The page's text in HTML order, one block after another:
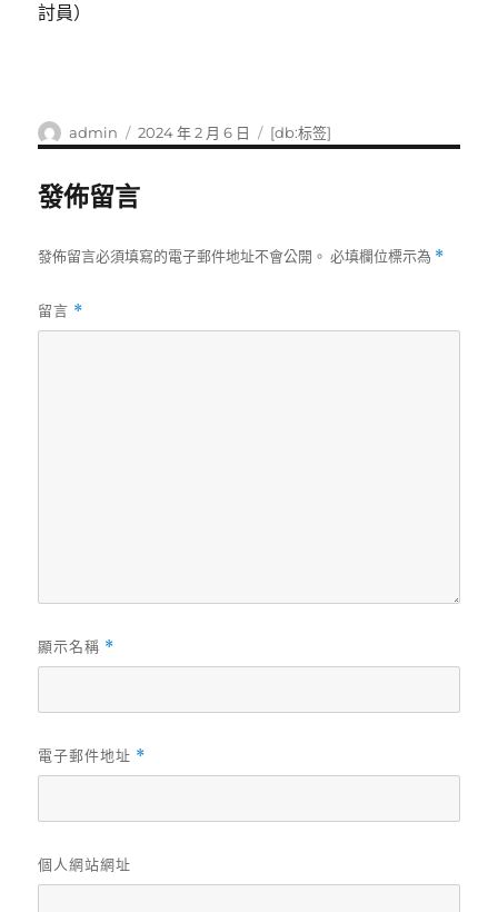
討員）
作
者
admin
發
佈
2024 年 2 月 6 日
標
籤
[db:标签]
發佈留言
發佈留言必須填寫的電子郵件地址不會公開。 必填欄位標示為 *
留言 *
顯示名稱 *
電子郵件地址 *
個人網站網址